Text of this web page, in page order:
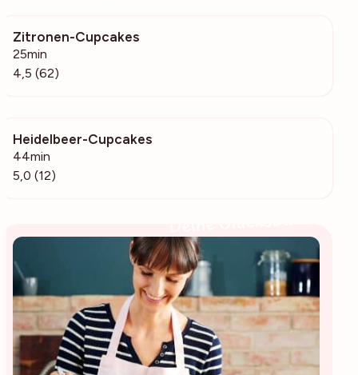
Zitronen-Cupcakes
25min
4,5 (62)
Heidelbeer-Cupcakes
44min
5,0 (12)